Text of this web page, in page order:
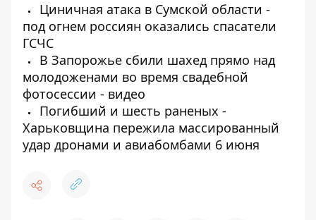
Циничная атака в Сумской области -
под огнем россиян оказались спасатели
ГСЧС
В Запорожье сбили шахед прямо над
молодоженами во время свадебной
фотосессии - видео
Погибший и шесть раненых -
Харьковщина пережила массированный
удар дронами и авиабомбами 6 июня